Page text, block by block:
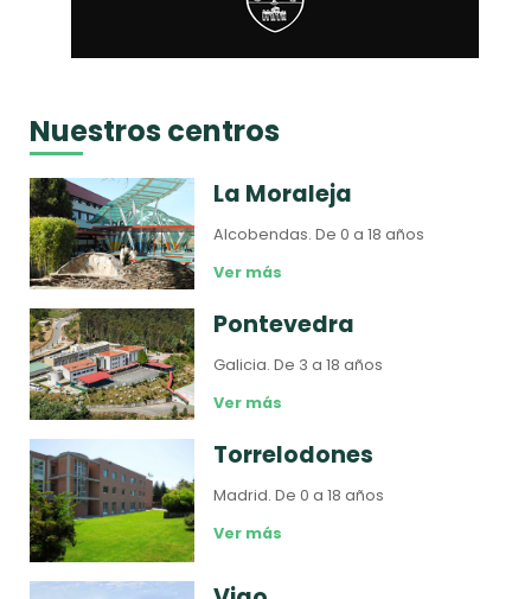
Nuestros centros
La Moraleja
Alcobendas.De 0 a 18 años
Ver más
Pontevedra
Galicia.De 3 a 18 años
Ver más
Torrelodones
Madrid.De 0 a 18 años
Ver más